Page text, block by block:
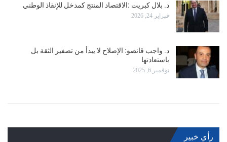
د. بلال كبريت :الاقتصاد المنتج كمدخل للإنقاذ الوطني
فبراير 24, 2026
د. واجب قانصو: الإصلاح لا يبدأ من تصفير الثقة بل
باستعادتها
نوفمبر 6, 2025
رأي خبير